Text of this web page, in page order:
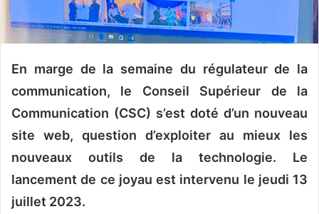
u
r
r
e
En marge de la semaine du régulateur de la
communication, le Conseil Supérieur de la
Communication (CSC) s’est doté d’un nouveau
site web, question d’exploiter au mieux les
nouveaux outils de la technologie. Le
lancement de ce joyau est intervenu le jeudi 13
juillet 2023.